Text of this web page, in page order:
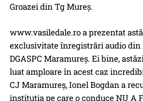
Groazei din Tg Mureș.
www.vasiledale.ro a prezentat
exclusivitate înregistrări audio
DGASPC Maramureș. Ei bine,
luat amploare în acest caz
CJ Maramureș, Ionel Bogdan a
instituția pe care o conduce NU A